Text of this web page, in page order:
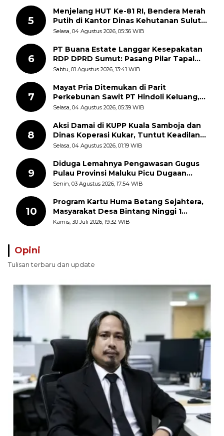
5
Menjelang HUT Ke-81 RI, Bendera Merah
Putih di Kantor Dinas Kehutanan Sulut
Disorot Warga
Selasa, 04 Agustus 2026, 05:36 WIB
6
PT Buana Estate Langgar Kesepakatan
RDP DPRD Sumut: Pasang Pilar Tapal
Batas Sepihak Tanpa Libatkan
Sabtu, 01 Agustus 2026, 13:41 WIB
7
Mayat Pria Ditemukan di Parit
Perkebunan Sawit PT Hindoli Keluang,
Polisi Selidiki Penyebab Kematian
Selasa, 04 Agustus 2026, 05:39 WIB
8
Aksi Damai di KUPP Kuala Samboja dan
Dinas Koperasi Kukar, Tuntut Keadilan
dan Kesempatan Kerja yang Adil
Selasa, 04 Agustus 2026, 01:19 WIB
9
Diduga Lemahnya Pengawasan Gugus
Pulau Provinsi Maluku Picu Dugaan
Pungli terhadap Nelayan Bale-Bale di
Senin, 03 Agustus 2026, 17:54 WIB
10
Program Kartu Huma Betang Sejahtera,
Masyarakat Desa Bintang Ninggi 1
Terima Sembako dan Uang Tunai
Kamis, 30 Juli 2026, 19:32 WIB
Opini
Tulisan terbaru dan update